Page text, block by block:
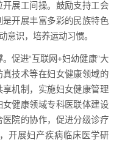
展工间操。鼓励支持工会
开展丰富多彩的民族特色
意识，培养运动习惯。
促进“互联网+妇幼健康”大
技术等在妇女健康领域的
机制，实施妇女健康管理
健康领域专科医联体建设
院的协作，促进分级诊疗
开展妇产疾病临床医学研